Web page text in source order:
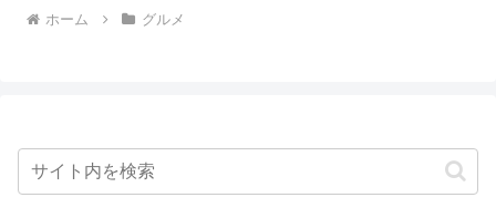
ホーム グルメ